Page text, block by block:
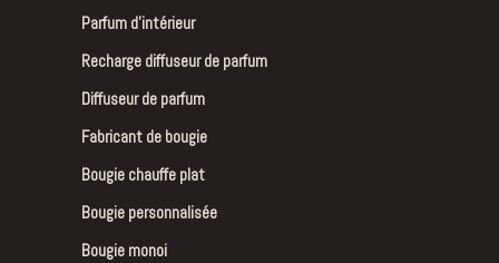
Parfum d’intérieur
Recharge diffuseur de parfum
Diffuseur de parfum
Fabricant de bougie
Bougie chauffe plat
Bougie personnalisée
Bougie monoi